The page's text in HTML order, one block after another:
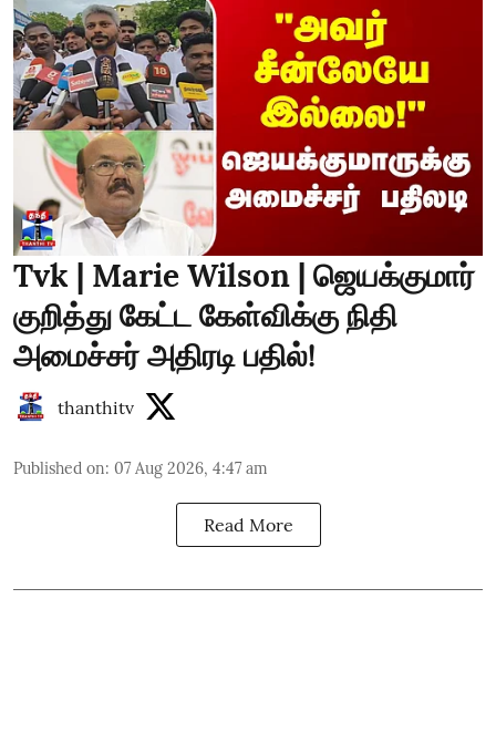
Tvk | Marie Wilson | ஜெயக்குமார்
குறித்து கேட்ட கேள்விக்கு நிதி
அமைச்சர் அதிரடி பதில்!
thanthitv
Published on: 07 Aug 2026, 4:47 am
Read More